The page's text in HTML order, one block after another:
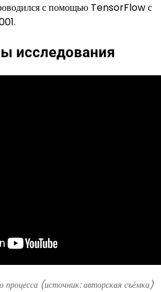
с помощью TensorFlow с
исследования
процесса (источник: авторская съёмка)